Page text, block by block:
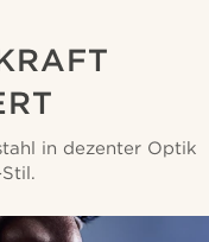
in dezenter Optik